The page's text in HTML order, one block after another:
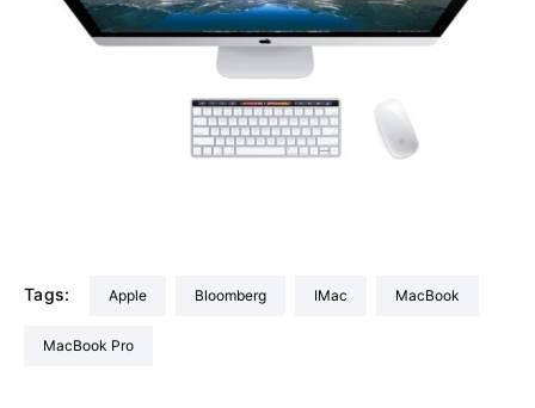
Tags: Apple Bloomberg iMac MacBook
MacBook Pro